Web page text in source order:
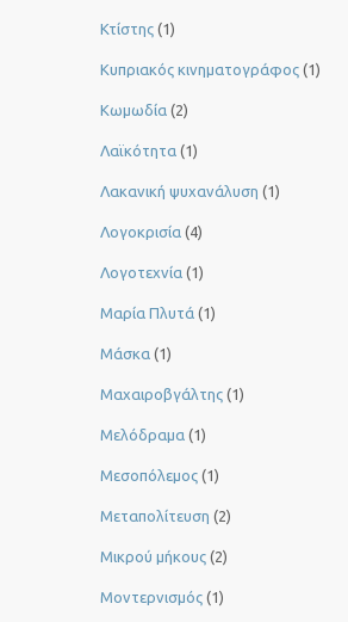
Κτίστης (1)
Κυπριακός κινηματογράφος (1)
Κωμωδία (2)
Λαϊκότητα (1)
Λακανική ψυχανάλυση (1)
Λογοκρισία (4)
Λογοτεχνία (1)
Μαρία Πλυτά (1)
Μάσκα (1)
Μαχαιροβγάλτης (1)
Μελόδραμα (1)
Μεσοπόλεμος (1)
Μεταπολίτευση (2)
Μικρού μήκους (2)
Μοντερνισμός (1)